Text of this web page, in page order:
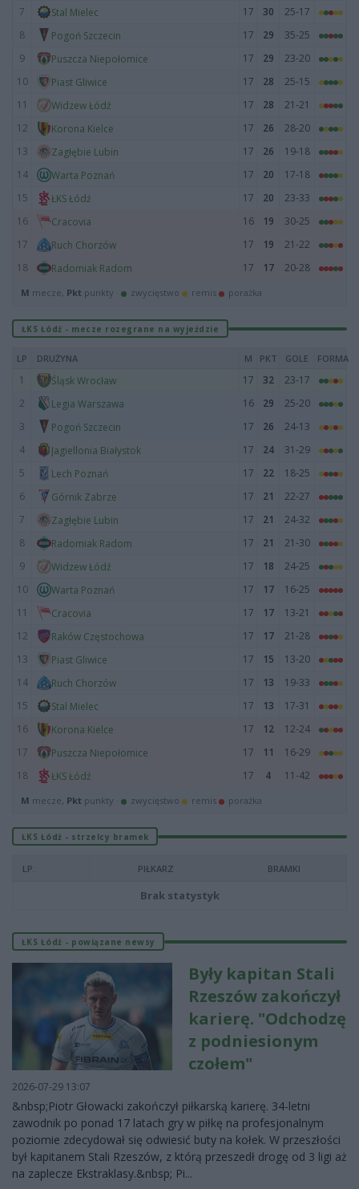
7
Stal Mielec 17 30
25-17
8
Pogoń Szczecin 17 29
35-25
9
Puszcza Niepołomice 17 29
23-20
10
Piast Gliwice 17 28
25-15
11
Widzew Łódź 17 28
21-21
12
Korona Kielce 17 26
28-20
13
Zagłębie Lubin 17 26
19-18
14
Warta Poznań 17 20
17-18
15
ŁKS Łódź 17 20
23-33
16
Cracovia 16 19
30-25
17
Ruch Chorzów 17 19
21-22
18
Radomiak Radom 17 17 20-28
M mecze, Pkt punkty · zwycięstwo remis porażka
ŁKS Łódź - mecze rozegrane na wyjeździe
LP DRUŻYNA M PKT GOLE FORMA
1 Śląsk Wrocław 17 32
23-17
2
Legia Warszawa 16 29
25-20
3
Pogoń Szczecin 17 26
24-13
4
Jagiellonia Białystok 17 24
31-29
5
Lech Poznań 17 22
18-25
6
Górnik Zabrze 17 21
22-27
7
Zagłębie Lubin 17 21
24-32
8
Radomiak Radom 17 21
21-30
9
Widzew Łódź 17 18
24-25
10
Warta Poznań 17 17
16-25
11
Cracovia 17 17
13-21
12
Raków Częstochowa 17 17
21-28
13
Piast Gliwice 17 15
13-20
14
Ruch Chorzów 17 13
19-33
15
Stal Mielec 17 13
17-31
16
Korona Kielce 17 12
12-24
17
Puszcza Niepołomice 17 11
16-29
18
ŁKS Łódź 17 4 11-42
M mecze, Pkt punkty · zwycięstwo remis porażka
ŁKS Łódź - strzelcy bramek
LP. PIŁKARZ BRAMKI
Brak statystyk
ŁKS Łódź - powiązane newsy
Były kapitan Stali
Rzeszów zakończył
karierę. "Odchodzę
z podniesionym
czołem"
2026-07-29 13:07
&nbsp;Piotr Głowacki zakończył piłkarską karierę. 34-letni
zawodnik po ponad 17 latach gry w piłkę na profesjonalnym
poziomie zdecydował się odwiesić buty na kołek. W przeszłości
był kapitanem Stali Rzeszów, z którą przeszedł drogę od 3 ligi aż
na zaplecze Ekstraklasy.&nbsp; Pi...